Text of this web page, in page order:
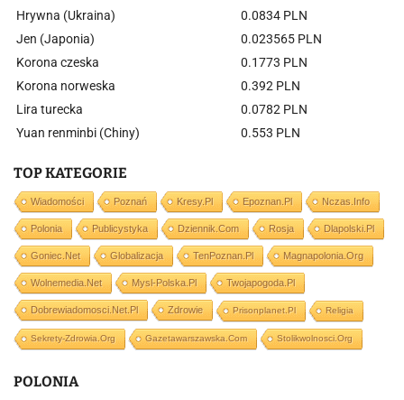
Hrywna (Ukraina)
0.0834 PLN
Jen (Japonia)
0.023565 PLN
Korona czeska
0.1773 PLN
Korona norweska
0.392 PLN
Lira turecka
0.0782 PLN
Yuan renminbi (Chiny)
0.553 PLN
TOP KATEGORIE
Wiadomości Poznań Kresy.pl Epoznan.pl Nczas.info
Polonia Publicystyka Dziennik.com Rosja Dlapolski.pl
Goniec.net Globalizacja TenPoznan.pl Magnapolonia.org
Wolnemedia.net Mysl-Polska.pl Twojapogoda.pl
Dobrewiadomosci.net.pl Zdrowie Prisonplanet.pl Religia
Sekrety-Zdrowia.org Gazetawarszawska.com Stolikwolnosci.org
POLONIA